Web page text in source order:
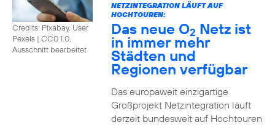
Credits: Pixabay, User
Pexels | CC0 1.0,
Ausschnitt bearbeitet
NETZINTEGRATION LÄUFT AUF
HOCHTOUREN:
Das neue O2 Netz ist
in immer mehr
Städten und
Regionen verfügbar
Das europaweit einzigartige
Großprojekt Netzintegration läuft
derzeit bundesweit auf Hochtouren